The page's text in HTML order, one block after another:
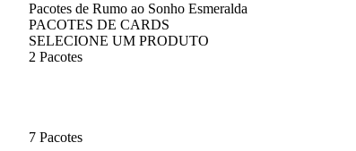
Pacotes de Rumo ao Sonho Esmeralda
PACOTES DE CARDS
SELECIONE UM PRODUTO
2 Pacotes
7 Pacotes